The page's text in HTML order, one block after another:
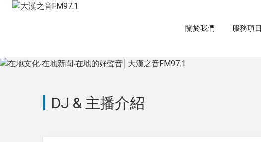
關於我們 服務項目
DJ & 主播介紹